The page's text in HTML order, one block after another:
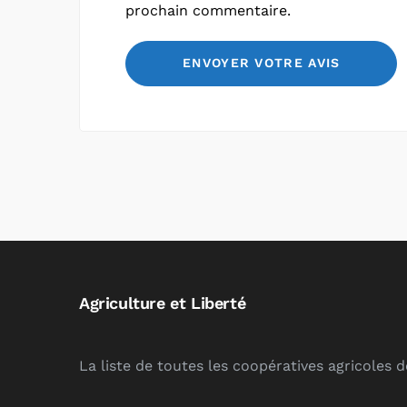
prochain commentaire.
Agriculture et Liberté
La liste de toutes les coopératives agricoles